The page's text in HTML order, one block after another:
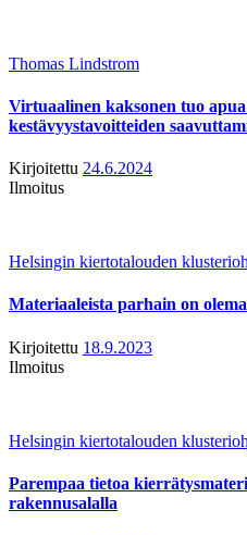
Thomas Lindstrom
Virtuaalinen kaksonen tuo
kestävyystavoitteiden
Kirjoitettu 24.6.2024
Ilmoitus
Helsingin kiertotalouden
Materiaaleista parhain on
Kirjoitettu 18.9.2023
Ilmoitus
Helsingin kiertotalouden
Parempaa tietoa
rakennusalalla